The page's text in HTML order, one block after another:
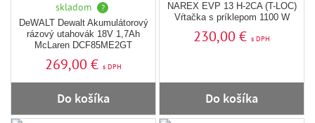
skladom
?
DeWALT Dewalt Akumulátorový
rázový utahovák 18V 1,7Ah
McLaren DCF85ME2GT
269,00 € s DPH
Do košíka
NAREX EVP 13 H-2CA (T-LOC)
Vŕtačka s príklepom 1100 W
230,00 € s DPH
Do košíka